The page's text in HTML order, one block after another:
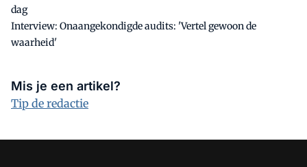
dag
Interview: Onaangekondigde audits: 'Vertel gewoon de
waarheid'
Mis je een artikel?
Tip de redactie